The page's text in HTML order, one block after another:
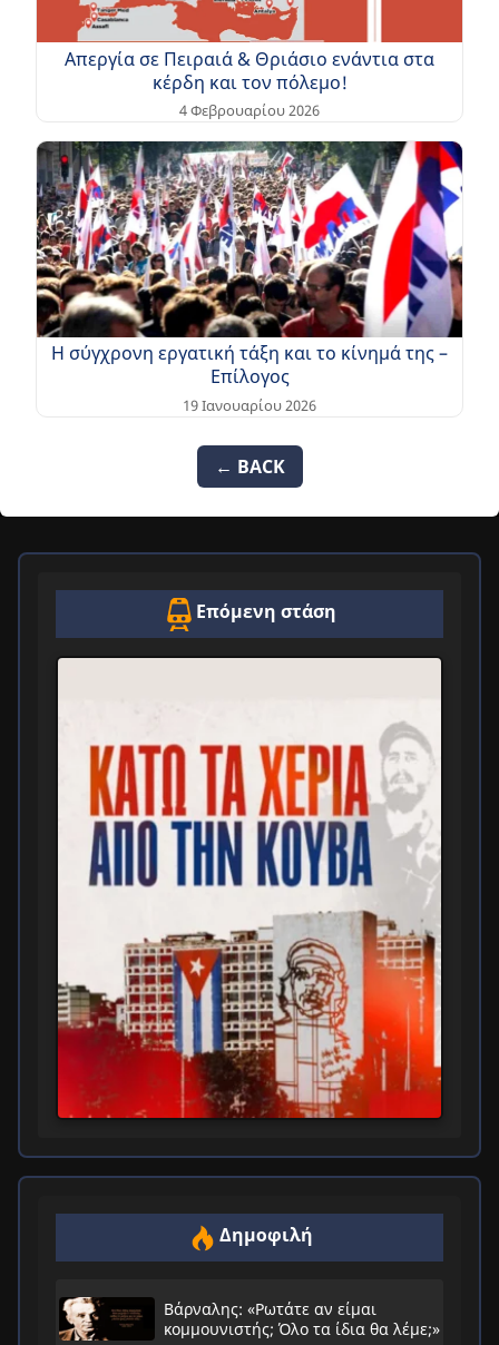
Απεργία σε Πειραιά & Θριάσιο ενάντια στα
κέρδη και τον πόλεμο!
4 Φεβρουαρίου 2026
Η σύγχρονη εργατική τάξη και το κίνημά της –
Επίλογος
19 Ιανουαρίου 2026
← BACK
Επόμενη στάση
Δημοφιλή
Βάρναλης: «Ρωτάτε αν είμαι
κομμουνιστής; Όλο τα ίδια θα λέμε;»